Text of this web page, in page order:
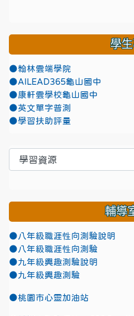
學
●翰林雲端學院
●AILEAD365龜山國中
●康軒雲學校龜山國中
●英文單字普測
●學習扶助評量
輔導
●八年級職涯性向測驗說明
●八年級職涯性向測驗
●九年級興趣測驗說明
●九年級興趣測驗
●桃園市心靈加油站